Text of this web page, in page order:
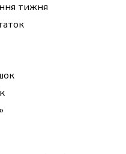
тижня